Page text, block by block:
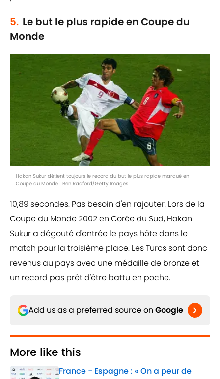
5. Le but le plus rapide en Coupe du
Monde
Hakan Sukur détient toujours le record du but le plus rapide marqué en
Coupe du Monde | Ben Radford/Getty Images
10,89 secondes. Pas besoin d'en rajouter. Lors de la
Coupe du Monde 2002 en Corée du Sud, Hakan
Sukur a dégouté d'entrée le pays hôte dans le
match pour la troisième place. Les Turcs sont donc
revenus au pays avec une médaille de bronze et
un record pas prêt d'être battu en poche.
Add us as a preferred source on Google
More like this
France - Espagne : « On a peur de